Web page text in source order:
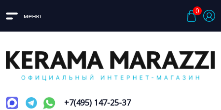
меню
0
+7(495) 147-25-37